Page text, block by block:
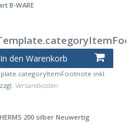
B-WARE
In den Warenkorb
inkl.
zzgl.Versandkosten
200 silber Neuwertig